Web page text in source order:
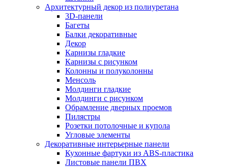
Архитектурный декор из полиуретана
3D-панели
Багеты
Балки декоративные
Декор
Карнизы гладкие
Карнизы с рисунком
Колонны и полуколонны
Менсоль
Молдинги гладкие
Молдинги с рисунком
Обрамление дверных проемов
Пилястры
Розетки потолочные и купола
Угловые элементы
Декоративные интерьерные панели
Кухонные фартуки из ABS-пластика
Листовые панели ПВХ